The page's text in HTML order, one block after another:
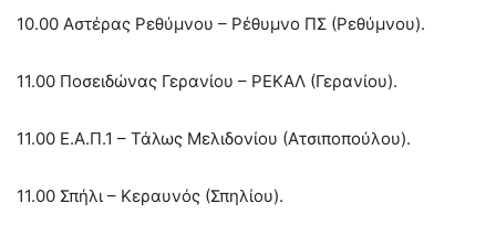
10.00 Αστέρας Ρεθύμνου – Ρέθυμνο ΠΣ (Ρεθύμνου).
11.00 Ποσειδώνας Γερανίου – ΡΕΚΑΛ (Γερανίου).
11.00 Ε.Α.Π.1 – Τάλως Μελιδονίου (Ατσιποπούλου).
11.00 Σπήλι – Κεραυνός (Σπηλίου).